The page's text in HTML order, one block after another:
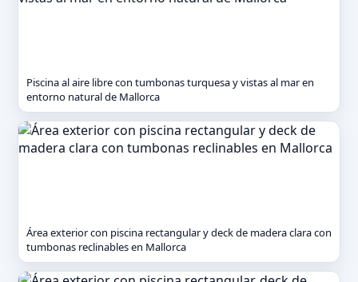
Piscina al aire libre con tumbonas turquesa y vistas al mar en
entorno natural de Mallorca
Área exterior con piscina rectangular y deck de madera clara con
tumbonas reclinables en Mallorca